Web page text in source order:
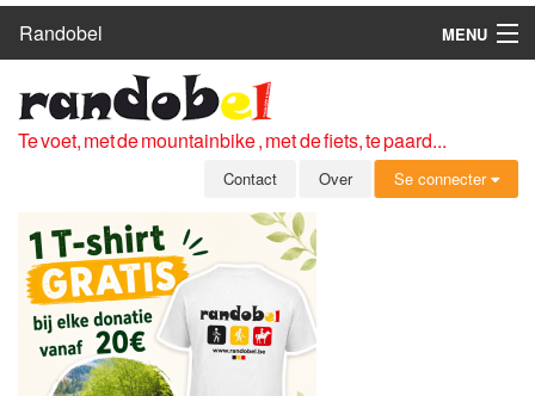
Randobel
MENU
ROUTES
CLUBS
OVER
LEDEN
ZICH AANMELDEN
GRATIS REGISTRATIE
WACHTWOORD VERGETEN
Te voet, met de mountainbike , met de fiets, te paard...
Contact Over Se connecter